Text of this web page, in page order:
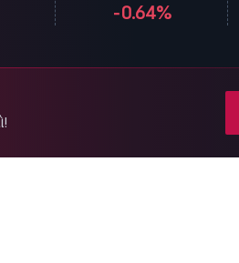
-0.64%